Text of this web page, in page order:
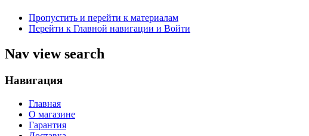
Пропустить и перейти к материалам
Перейти к Главной навигации и Войти
Nav view search
Навигация
Главная
О магазине
Гарантия